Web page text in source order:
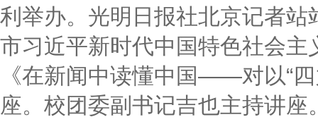
利举办。光明日报社北京记者
市习近平新时代中国特色社会
《在新闻中读懂中国——对以“
座。校团委副书记吉也主持讲座